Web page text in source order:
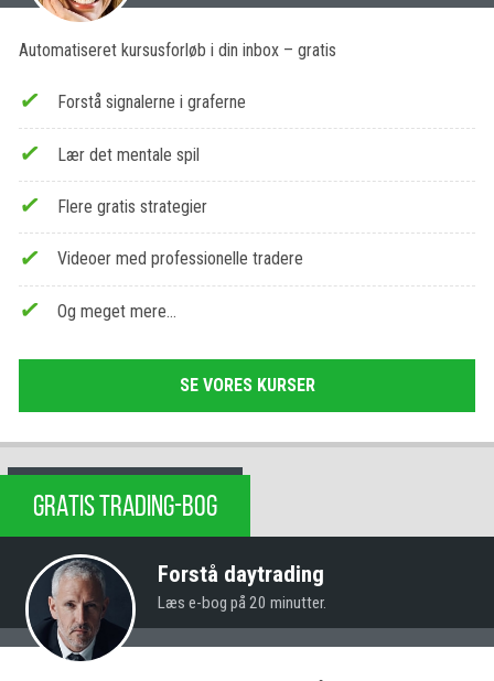
Automatiseret kursusforløb i din inbox – gratis
Forstå signalerne i graferne
Lær det mentale spil
Flere gratis strategier
Videoer med professionelle tradere
Og meget mere…
SE VORES KURSER
GRATIS TRADING-BOG
Forstå daytrading
Læs e-bog på 20 minutter.